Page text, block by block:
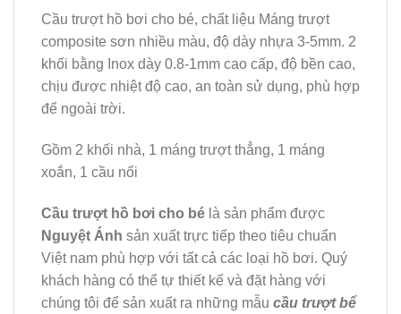
Cầu trượt hồ bơi cho bé, chất liệu Máng trượt
composite sơn nhiều màu, độ dày nhựa 3-5mm. 2
khối bằng Inox dày 0.8-1mm cao cấp, độ bền cao,
chịu được nhiệt độ cao, an toàn sử dụng, phù hợp
để ngoài trời.
Gồm 2 khối nhà, 1 máng trượt thẳng, 1 máng
xoắn, 1 cầu nối
Cầu trượt hồ bơi cho bé là sản phẩm được
Nguyệt Ánh sản xuất trực tiếp theo tiêu chuẩn
Việt nam phù hợp với tất cả các loại hồ bơi. Quý
khách hàng có thể tự thiết kế và đặt hàng với
chúng tôi để sản xuất ra những mẫu cầu trượt bể